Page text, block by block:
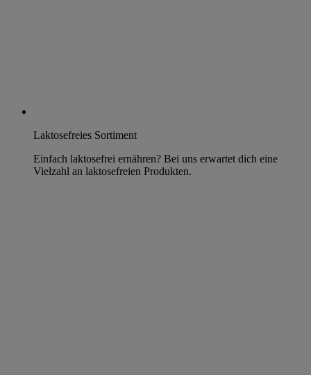
Laktosefreies Sortiment
Einfach laktosefrei ernähren? Bei uns erwartet dich eine
Vielzahl an laktosefreien Produkten.